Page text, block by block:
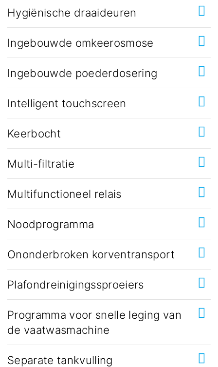
Hygiënische draaideuren
Ingebouwde omkeerosmose
Ingebouwde poederdosering
Intelligent touchscreen
Keerbocht
Multi-filtratie
Multifunctioneel relais
Noodprogramma
Ononderbroken korventransport
Plafondreinigingssproeiers
Programma voor snelle leging van
de vaatwasmachine
Separate tankvulling